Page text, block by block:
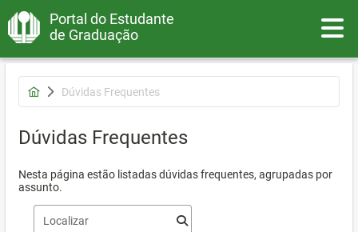
Portal do Estudante
de Graduação
Dúvidas Frequentes
Dúvidas Frequentes
Nesta página estão listadas dúvidas frequentes, agrupadas por
assunto.